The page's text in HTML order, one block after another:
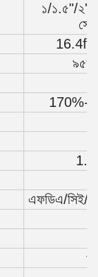
১/১.৫"/২"/
16.4ft
170%-
এফডিএ/